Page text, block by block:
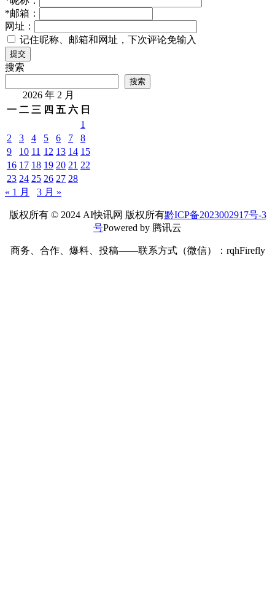
*昵称：
*邮箱：
网址：
记住昵称、邮箱和网址，下次评论免输入
提交
2026 年 2 月
日
1
2
3 4 5 6 7
8
9
10 11 12 13 14 15
16 17 18 19 20 21
23
24 25 26 27
版权所有 © 2024 AI快讯网 版权所有黔ICP备2023002917号-3